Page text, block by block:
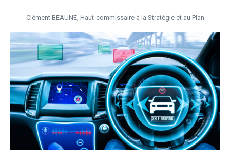
Clément BEAUNE, Haut-commissaire à la Stratégie et au Plan